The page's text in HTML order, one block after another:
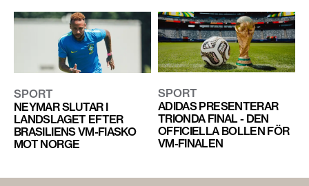
SPORT
NEYMAR SLUTAR I
LANDSLAGET EFTER
BRASILIENS VM-FIASKO
MOT NORGE
SPORT
ADIDAS PRESENTERAR
TRIONDA FINAL - DEN
OFFICIELLA BOLLEN FÖR
VM-FINALEN